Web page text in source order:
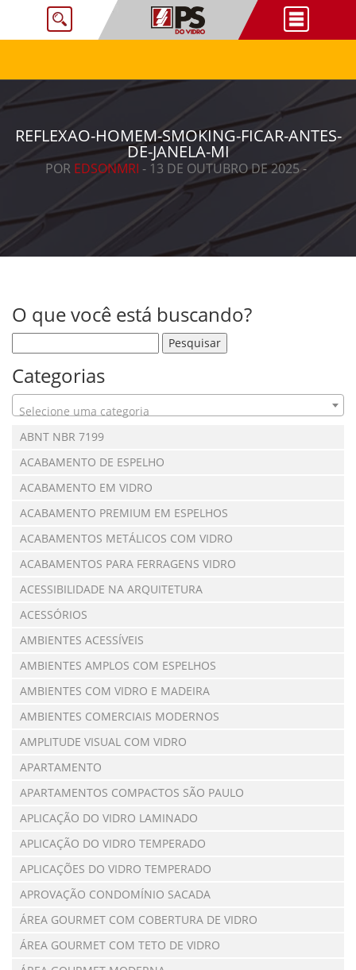
REFLEXAO-HOMEM-SMOKING-FICAR-ANTES-
DE-JANELA-MI
POR EDSONMRI - 13 DE OUTUBRO DE 2025 -
O que você está buscando?
Categorias
Selecione uma categoria
ABNT NBR 7199
ACABAMENTO DE ESPELHO
ACABAMENTO EM VIDRO
ACABAMENTO PREMIUM EM ESPELHOS
ACABAMENTOS METÁLICOS COM VIDRO
ACABAMENTOS PARA FERRAGENS VIDRO
ACESSIBILIDADE NA ARQUITETURA
ACESSÓRIOS
AMBIENTES ACESSÍVEIS
AMBIENTES AMPLOS COM ESPELHOS
AMBIENTES COM VIDRO E MADEIRA
AMBIENTES COMERCIAIS MODERNOS
AMPLITUDE VISUAL COM VIDRO
APARTAMENTO
APARTAMENTOS COMPACTOS SÃO PAULO
APLICAÇÃO DO VIDRO LAMINADO
APLICAÇÃO DO VIDRO TEMPERADO
APLICAÇÕES DO VIDRO TEMPERADO
APROVAÇÃO CONDOMÍNIO SACADA
ÁREA GOURMET COM COBERTURA DE VIDRO
ÁREA GOURMET COM TETO DE VIDRO